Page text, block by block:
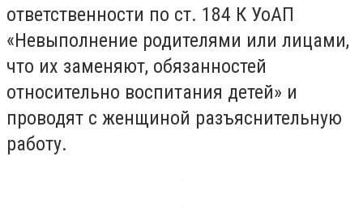
ответственности по ст. 184 К УоАП
«Невыполнение родителями или лицами,
что их заменяют, обязанностей
относительно воспитания детей» и
проводят с женщиной разъяснительную
работу.